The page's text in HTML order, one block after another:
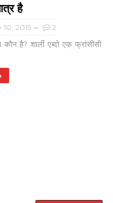
है
2015 2
है? शार्ली एब्दो एक फ्रांसीसी